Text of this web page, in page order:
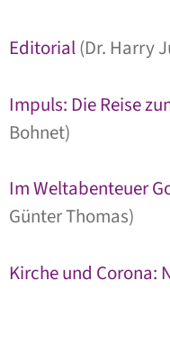
Editorial(Dr. Harry
Impuls: Die Reise
Bohnet)
Im Weltabenteuer
Günter Thomas)
Kirche und Corona: